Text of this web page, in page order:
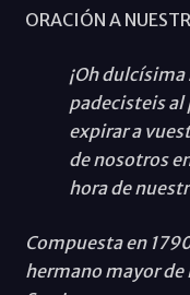
ORACIÓN A
¡Oh
padecisteis al
expirar a
de nosotros
hora de
Compuesta en
hermano mayor de